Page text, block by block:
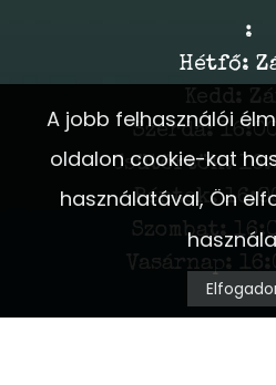
:
Hétfő:
Szerda:
Csütörtök:
Péntek:
Szombat:
A jobb felhasználói
oldalon cookie-kat
használatával, Ön